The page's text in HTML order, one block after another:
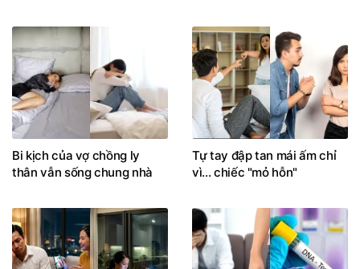
Bi kịch của vợ chồng ly
thân vẫn sống chung nhà
Tự tay đập tan mái ấm chỉ
vì... chiếc "mỏ hỗn"